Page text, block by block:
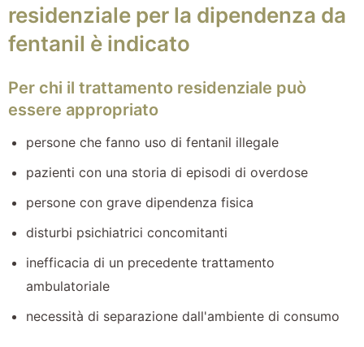
residenziale per la dipendenza da
fentanil è indicato
Per chi il trattamento residenziale può
essere appropriato
persone che fanno uso di fentanil illegale
pazienti con una storia di episodi di overdose
persone con grave dipendenza fisica
disturbi psichiatrici concomitanti
inefficacia di un precedente trattamento
ambulatoriale
necessità di separazione dall'ambiente di consumo